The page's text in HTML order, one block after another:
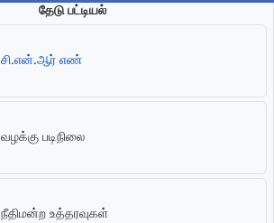
தேடு பட்டியல்
சி.என்.ஆர் எண்
வழக்கு படிநிலை
நீதிமன்ற உத்தரவுகள்